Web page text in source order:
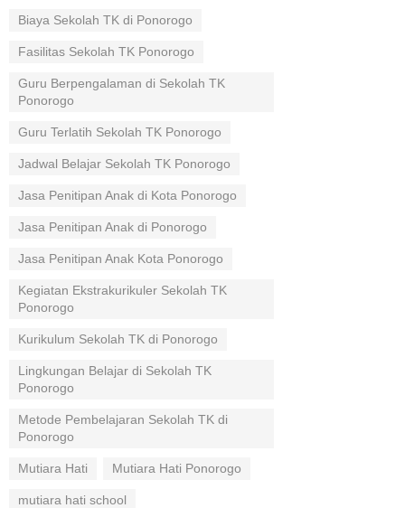
Biaya Sekolah TK di Ponorogo
Fasilitas Sekolah TK Ponorogo
Guru Berpengalaman di Sekolah TK
Ponorogo
Guru Terlatih Sekolah TK Ponorogo
Jadwal Belajar Sekolah TK Ponorogo
Jasa Penitipan Anak di Kota Ponorogo
Jasa Penitipan Anak di Ponorogo
Jasa Penitipan Anak Kota Ponorogo
Kegiatan Ekstrakurikuler Sekolah TK
Ponorogo
Kurikulum Sekolah TK di Ponorogo
Lingkungan Belajar di Sekolah TK
Ponorogo
Metode Pembelajaran Sekolah TK di
Ponorogo
Mutiara Hati Mutiara Hati Ponorogo
mutiara hati school